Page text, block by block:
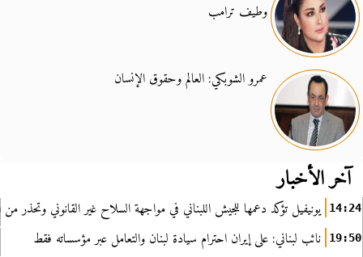
وطيف ترامب
عمرو الشوبكي: العالم وحقوق الإنسان
آخر الأخبار
14:24 يونيفيل تؤكد دعمها للجيش اللبناني في مواجهة السلاح غير القانوني وتحذر من
19:50 نائب لبناني: على إيران احترام سيادة لبنان والتعامل عبر مؤسساته فقط